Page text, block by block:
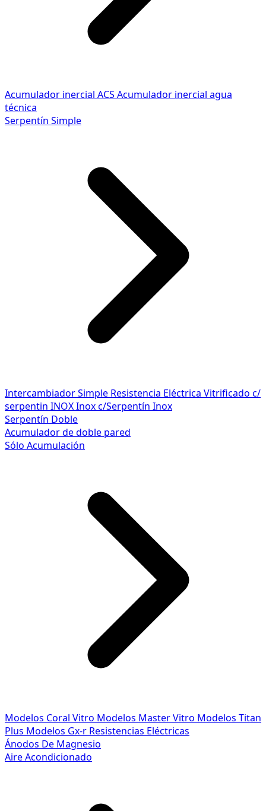
Acumulador inercial ACS Acumulador inercial agua
técnica
Serpentín Simple
Intercambiador Simple Resistencia Eléctrica Vitrificado c/
serpentin INOXInox c/Serpentín Inox
Serpentín Doble
Acumulador de doble pared
Sólo Acumulación
Modelos Coral Vitro Modelos Master Vitro Modelos Titan
Plus Modelos Gx-r Resistencias Eléctricas
Ánodos De Magnesio
Aire Acondicionado